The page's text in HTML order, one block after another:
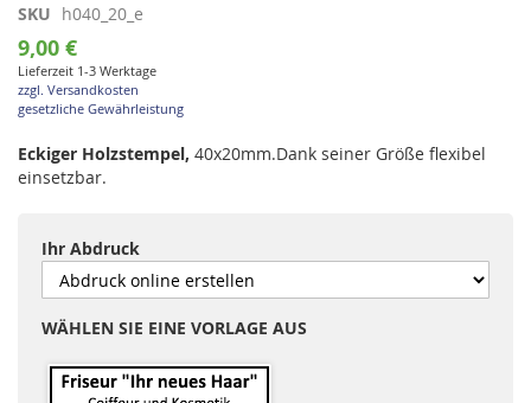
Zum
Anfang
der
Bildgalerie
springen
SKU h040_20_e
9,00 €
Lieferzeit 1-3 Werktage
zzgl. Versandkosten
gesetzliche Gewährleistung
Eckiger Holzstempel, 40x20mm.Dank seiner Größe flexibel
einsetzbar.
Ihr Abdruck
WÄHLEN SIE EINE VORLAGE AUS